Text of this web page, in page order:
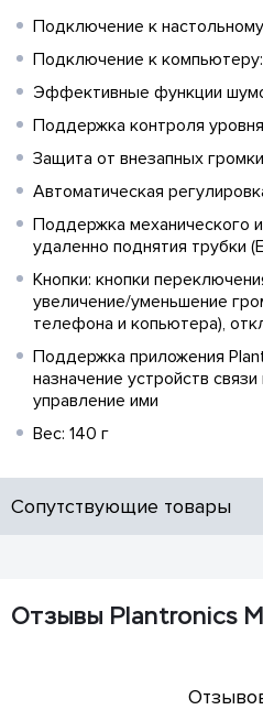
Подключение к
Подключение к компьютеру:
Эффективные функции
Поддержка контроля
Защита от внезапных
Автоматическая
Поддержка механического
удаленно поднятия трубки
Кнопки: кнопки
увеличение/уменьшение
телефона и копьютера),
Поддержка приложения
назначение устройств
управление ими
Вес: 140 г
Сопутствующие товары
Отзывы Plantronics